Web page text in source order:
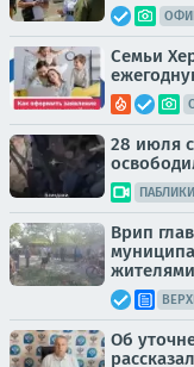
Семьи
28 июля
ПАБЛИКИ
Врип
жителями
Об